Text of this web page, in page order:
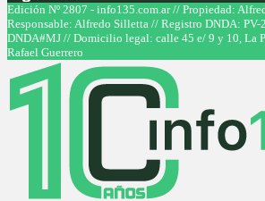
Facebook
Twitter
Instagram
Youtube
Edición Nº 2807 - info135.com.ar // Propiedad:
Responsable: Alfredo Silletta // Registro DNDA:
DNDA#MJ // Domicilio legal: calle 45 e/ 9 y 10, La
Rafael Guerrero